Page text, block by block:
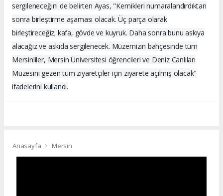
sergileneceğini de belirten Ayas, "Kemikleri numaralandırdıktan
sonra birleştirme aşaması olacak. Üç parça olarak
birleştireceğiz; kafa, gövde ve kuyruk. Daha sonra bunu askıya
alacağız ve askıda sergilenecek. Müzemizin bahçesinde tüm
Mersinliler, Mersin Üniversitesi öğrencileri ve Deniz Canlıları
Müzesini gezen tüm ziyaretçiler için ziyarete açılmış olacak"
ifadelerini kullandı.
Anasayfa Mersin